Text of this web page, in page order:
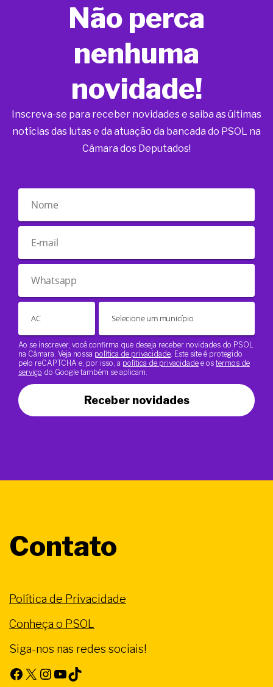
Não perca
nenhuma
novidade!
Inscreva-se para receber novidades e saiba as últimas
notícias das lutas e da atuação da bancada do PSOL na
Câmara dos Deputados!
Ao se inscrever, você confirma que deseja receber novidades do PSOL
na Câmara. Veja nossa política de privacidade . Este site é protegido
pelo reCAPTCHA e, por isso, a política de privacidade e os termos de
serviço do Google também se aplicam.
Receber novidades
Contato
Política de Privacidade
Conheça o PSOL
Siga-nos nas redes sociais!
Facebook X Instagram Youtube TikTok